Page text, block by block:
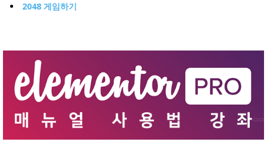
2048 게임하기